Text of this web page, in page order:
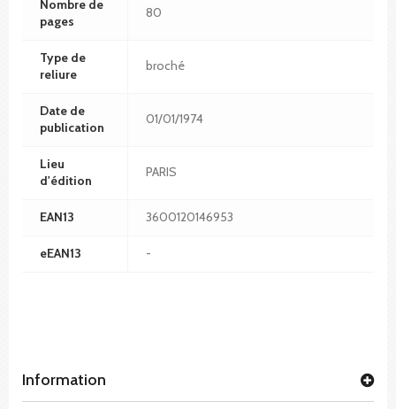
Nombre de
pages
80
Type de
reliure
broché
Date de
publication
01/01/1974
Lieu
d'édition
PARIS
EAN13 3600120146953
eEAN13 -
Information